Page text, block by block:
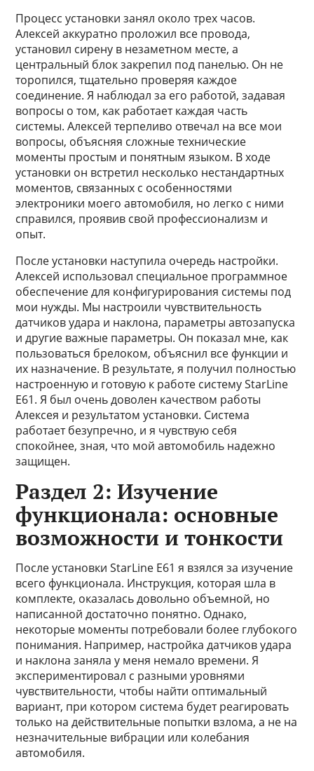
Процесс установки занял около трех часов.
Алексей аккуратно проложил все провода,
установил сирену в незаметном месте, а
центральный блок закрепил под панелью. Он не
торопился, тщательно проверяя каждое
соединение. Я наблюдал за его работой, задавая
вопросы о том, как работает каждая часть
системы. Алексей терпеливо отвечал на все мои
вопросы, объясняя сложные технические
моменты простым и понятным языком. В ходе
установки он встретил несколько нестандартных
моментов, связанных с особенностями
электроники моего автомобиля, но легко с ними
справился, проявив свой профессионализм и
опыт.
После установки наступила очередь настройки.
Алексей использовал специальное программное
обеспечение для конфигурирования системы под
мои нужды. Мы настроили чувствительность
датчиков удара и наклона, параметры автозапуска
и другие важные параметры. Он показал мне, как
пользоваться брелоком, объяснил все функции и
их назначение. В результате, я получил полностью
настроенную и готовую к работе систему StarLine
E61. Я был очень доволен качеством работы
Алексея и результатом установки. Система
работает безупречно, и я чувствую себя
спокойнее, зная, что мой автомобиль надежно
защищен.
Раздел 2: Изучение
функционала: основные
возможности и тонкости
После установки StarLine E61 я взялся за изучение
всего функционала. Инструкция, которая шла в
комплекте, оказалась довольно объемной, но
написанной достаточно понятно. Однако,
некоторые моменты потребовали более глубокого
понимания. Например, настройка датчиков удара
и наклона заняла у меня немало времени. Я
экспериментировал с разными уровнями
чувствительности, чтобы найти оптимальный
вариант, при котором система будет реагировать
только на действительные попытки взлома, а не на
незначительные вибрации или колебания
автомобиля.